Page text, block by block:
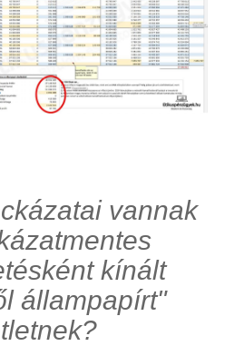
vannak
kínált
állampapírt"